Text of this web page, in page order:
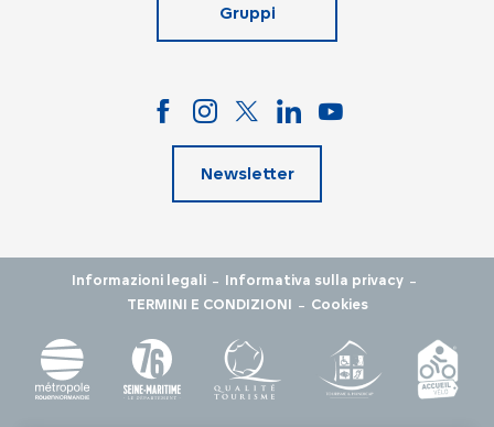
Gruppi
Newsletter
Informazioni legali - Informativa sulla privacy -
TERMINI E CONDIZIONI - Cookies